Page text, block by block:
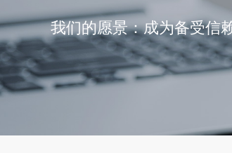
我们的愿景：成为备受信